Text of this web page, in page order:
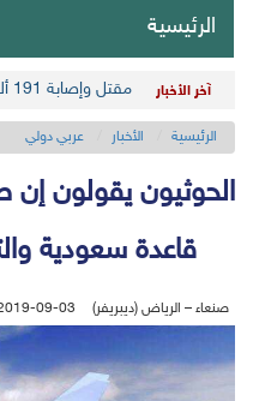
الرئيسية
آخر الأخبار مقتل وإصابة 191 ألف مدني لأسباب مباشرة وغير مباشرة في أحدث حصيلة حوثية
الرئيسية الأخبار عربي دولي
الحوثيون يقولون إن
قاعدة سعودية
صنعاء – الرياض (ديبريفر) 2019-09-03 | منذ 3